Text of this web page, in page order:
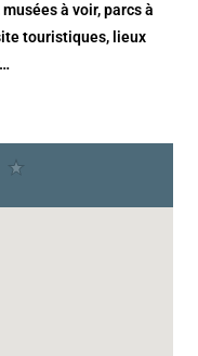
à voir, parcs à
touristiques, lieux